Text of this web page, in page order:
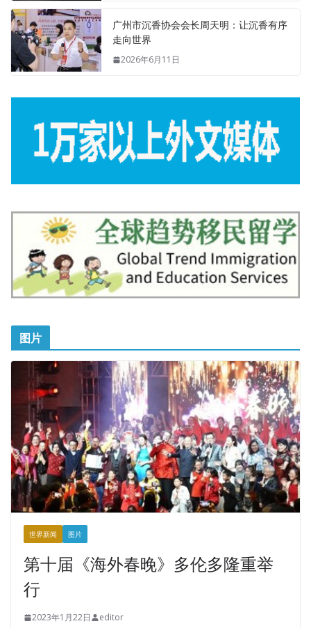
广州市沉香协会会长周天明：让沉香有序
走向世界
2026年6月11日
图片
世界新闻 图片
第十届《海外春晚》多伦多隆重举
行
2023年1月22日 editor